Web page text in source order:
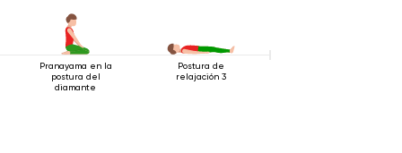
Pranayama en la
postura del
diamante
Postura de
relajación 3